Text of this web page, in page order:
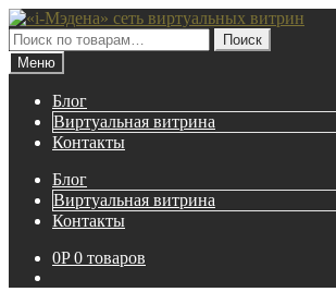
Перейти
к
навигации
Перейти
к
содержимому
Искать:
Поиск
Меню
Блог
Виртуальная витрина
Контакты
Блог
Виртуальная витрина
Контакты
0P 0 товаров